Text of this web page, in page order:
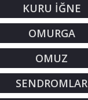
KURU İĞNE
OMURGA
OMUZ
SENDROMLAR